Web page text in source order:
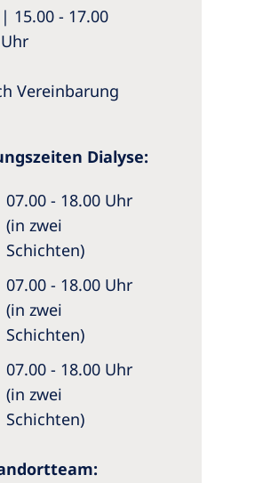
| 15.00 - 17.00
Uhr
Vereinbarung
Dialyse:
07.00 - 18.00 Uhr
(in zwei
Schichten)
07.00 - 18.00 Uhr
(in zwei
Schichten)
07.00 - 18.00 Uhr
(in zwei
Schichten)